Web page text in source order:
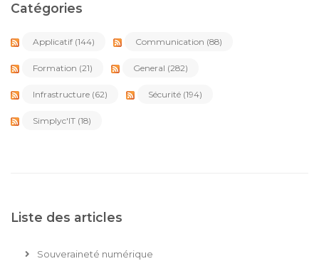
Catégories
Applicatif (144) Communication (88)
Formation (21) General (282)
Infrastructure (62) Sécurité (194)
Simplyc'IT (18)
Liste des articles
Souveraineté numérique